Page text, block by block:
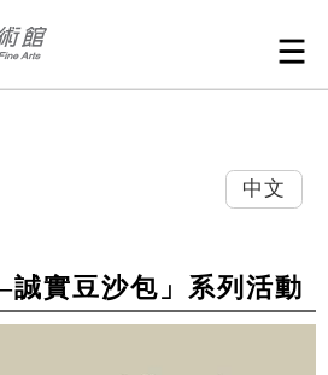
中文
誠實豆沙包」系列活動